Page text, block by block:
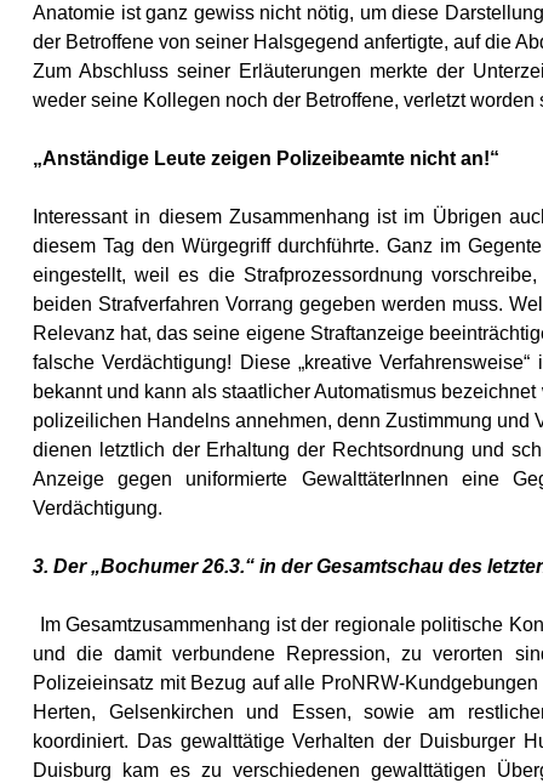
Anatomie ist ganz gewiss nicht nötig, um diese
der Betroffene von seiner Halsgegend anfertigte, auf die
Zum Abschluss seiner Erläuterungen merkte der
weder seine Kollegen noch der Betroffene, verletzt worden
„Anständige Leute zeigen Polizeibeamte nicht an!“
Interessant in diesem Zusammenhang ist im Übrigen
diesem Tag den Würgegriff durchführte. Ganz im
eingestellt, weil es die Strafprozessordnung
beiden Strafverfahren Vorrang gegeben werden muss.
Relevanz hat, das seine eigene Straftanzeige
falsche Verdächtigung! Diese „kreative
bekannt und kann als staatlicher Automatismus
polizeilichen Handelns annehmen, denn Zustimmung
dienen letztlich der Erhaltung der Rechtsordnung und
Anzeige gegen uniformierte GewalttäterInnen eine
Verdächtigung.
3. Der „Bochumer 26.3.“ in der Gesamtschau des
Im Gesamtzusammenhang ist der regionale politische
und die damit verbundene Repression, zu verorten
Polizeieinsatz mit Bezug auf alle ProNRW-
Herten, Gelsenkirchen und Essen, sowie am
koordiniert. Das gewalttätige Verhalten der Duisburger
Duisburg kam es zu verschiedenen gewalttätigen